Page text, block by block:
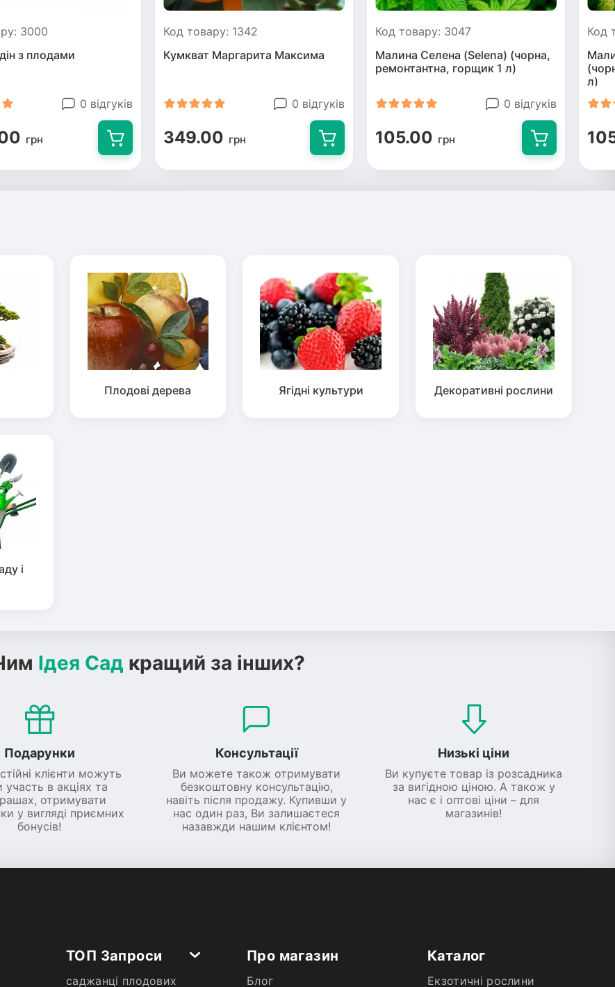
3000
з плодами
0 відгуків
грн
Код товару: 1342
Кумкват Маргарита Максима
0 відгуків
349.00 грн
Код товару: 3047
Малина Селена (Selena) (чорна,
ремонтантна, горщик 1 л)
0 відгуків
105.00 грн
Код
л)
Плодові дерева Ягідні культури Декоративні рослини
і
Ідея Сад кращий за інших?
Подарунки
клієнти можуть
участь в акціях та
отримувати
у вигляді приємних
бонусів!
Консультації
Ви можете також отримувати
безкоштовну консультацію,
навіть після продажу. Купивши у
нас один раз, Ви залишаєтеся
назавжди нашим клієнтом!
Низькі ціни
Ви купуєте товар із розсадника
за вигідною ціною. А також у
нас є і оптові ціни – для
магазинів!
ТОП Запроси
саджанці плодових
Про магазин
Блог
Каталог
Екзотичні рослини